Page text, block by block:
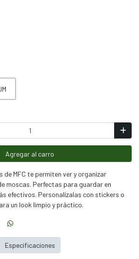
Agregar al carro
de MFC te permiten ver y organizar
moscas. Perfectas para guardar en
efectivos. Personalízalas con stickers o
un look limpio y práctico.
Especificaciones